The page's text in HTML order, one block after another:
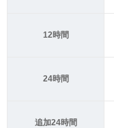
12時間
24時間
追加24時間